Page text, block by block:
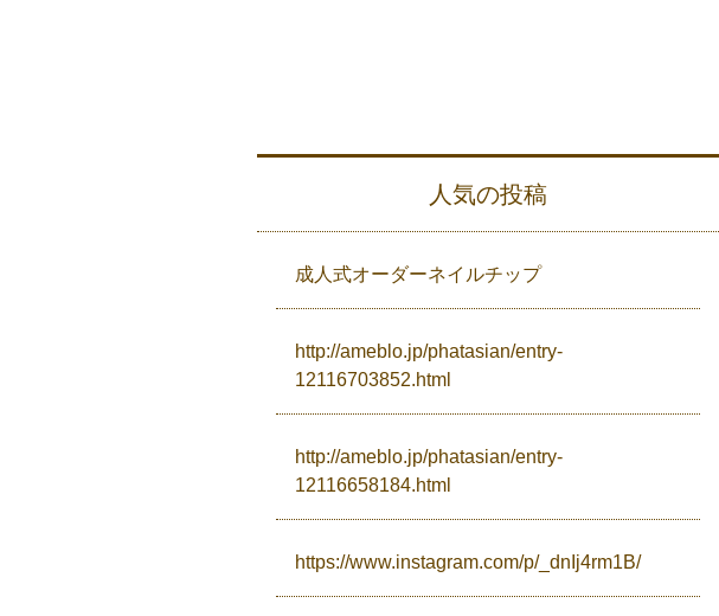
人気の投稿
成人式オーダーネイルチップ
http://ameblo.jp/phatasian/entry-
12116703852.html
http://ameblo.jp/phatasian/entry-
12116658184.html
https://www.instagram.com/p/_dnIj4rm1B/